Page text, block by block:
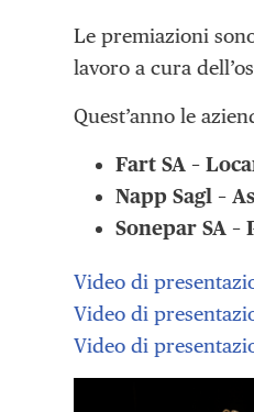
Le premiazioni
lavoro a cura
Quest’anno le
Fart SA –
Napp Sagl –
Sonepar SA –
Video di
Video di
Video di